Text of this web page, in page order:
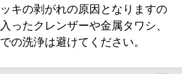
キの剥がれの原因となりますの
ったクレンザーや金属タワシ、
の洗浄は避けてください。